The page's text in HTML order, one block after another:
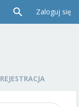
Zaloguj się
REJESTRACJA